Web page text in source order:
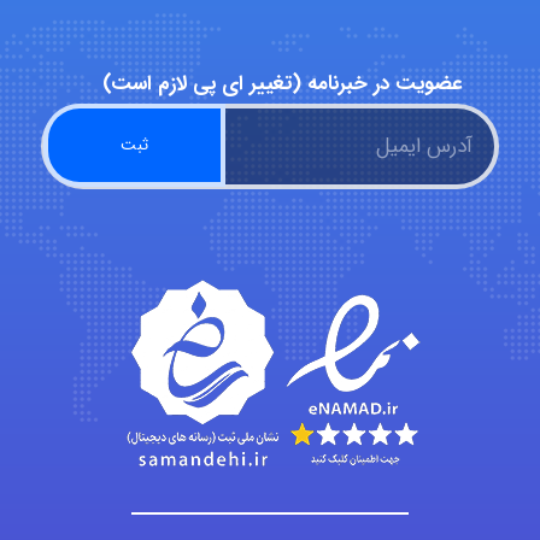
Jafar Tym
aghajari vahid
Poubakhtiari
Alirez0990
عضویت در خبرنامه (تغییر ای پی لازم است)